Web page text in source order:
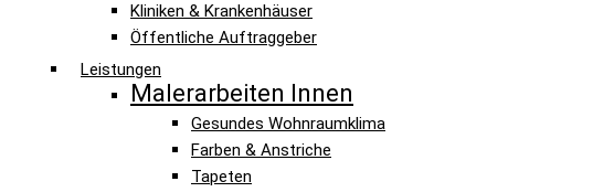
Kliniken & Krankenhäuser
Öffentliche Auftraggeber
Leistungen
Malerarbeiten Innen
Gesundes Wohnraumklima
Farben & Anstriche
Tapeten